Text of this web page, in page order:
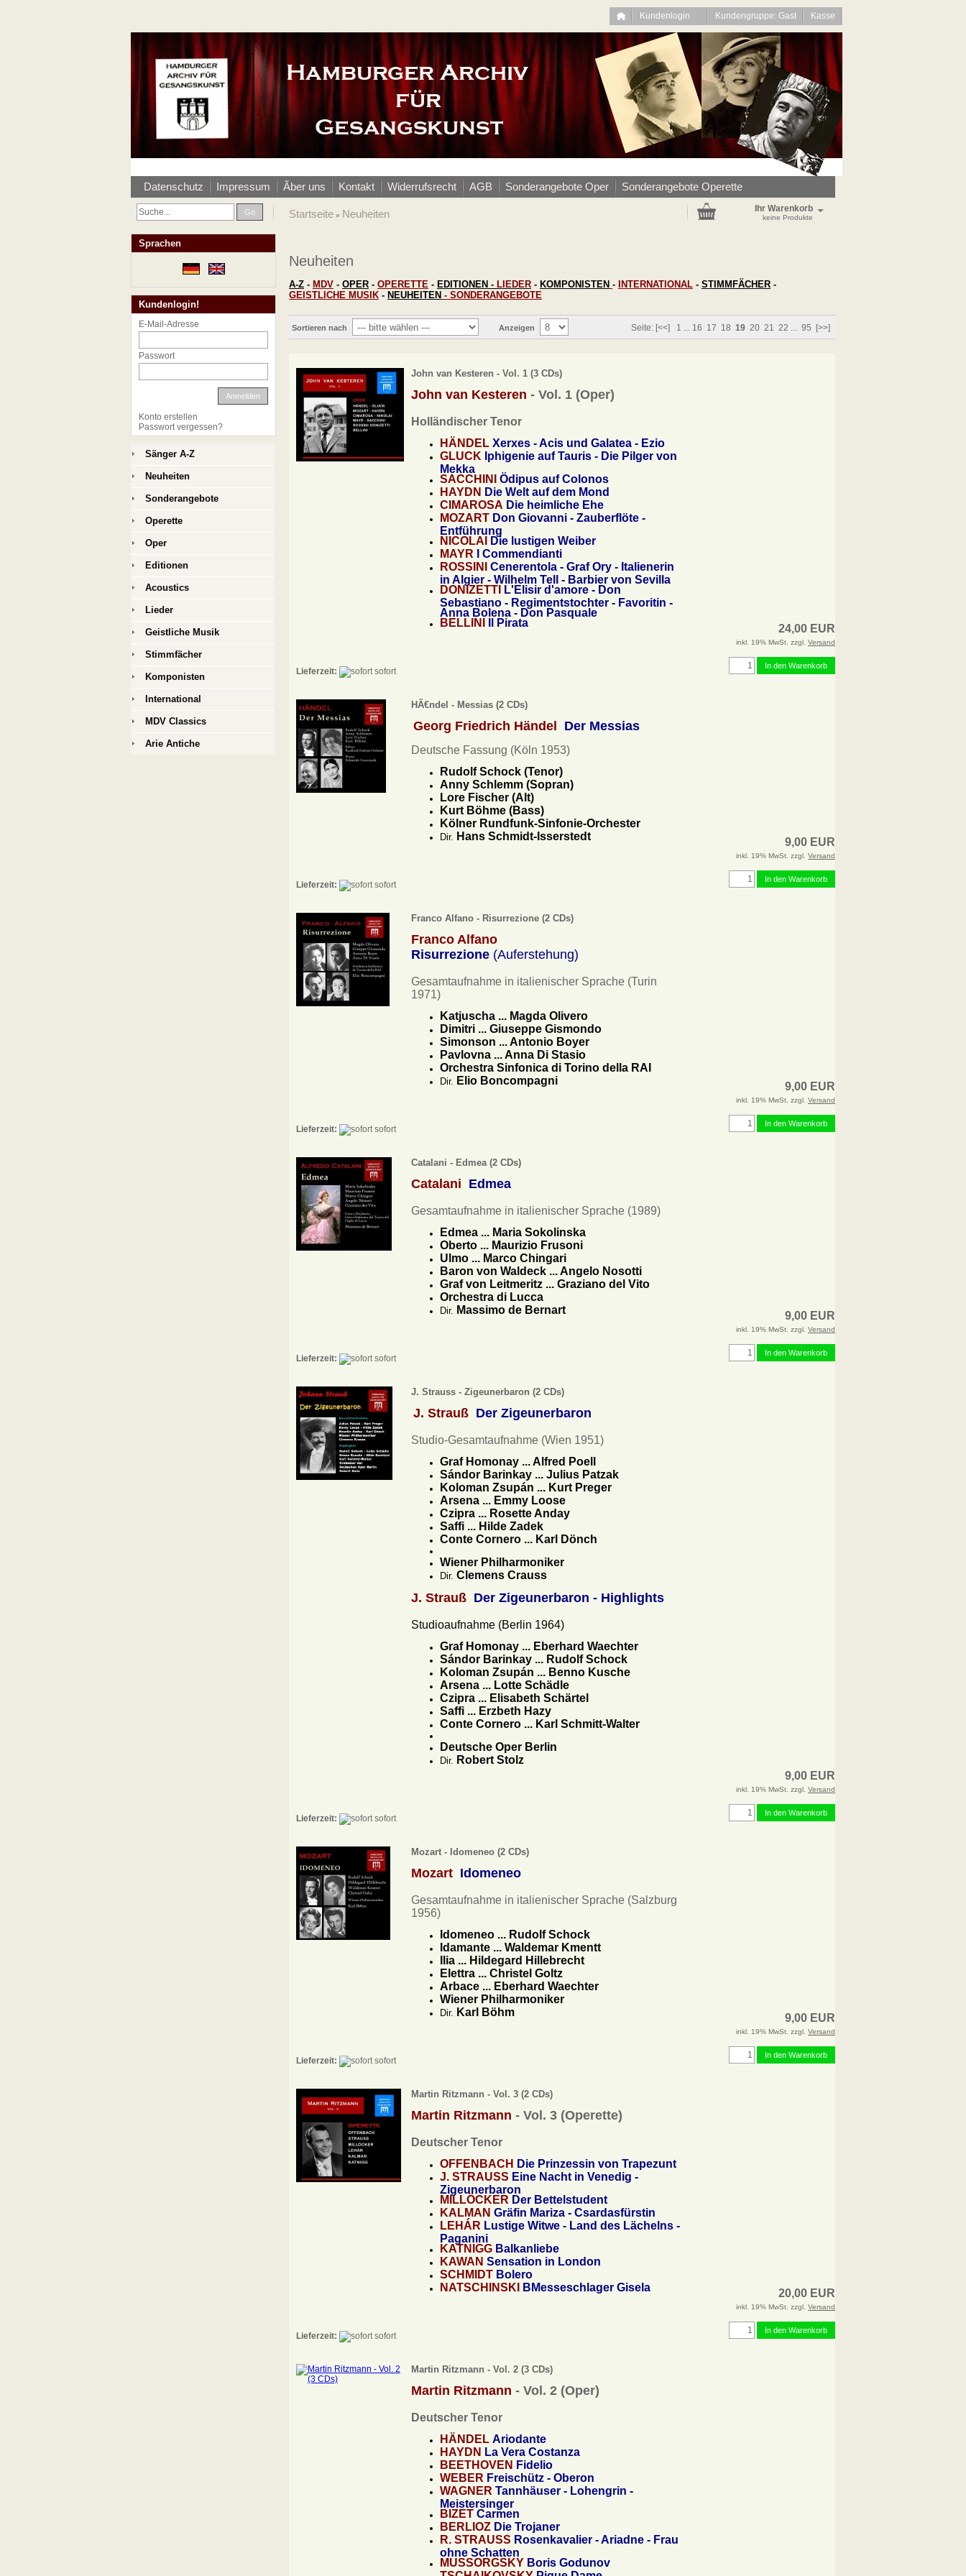
Kundenlogin Kundengruppe: Gast Kasse
Datenschutz Impressum Ãber uns Kontakt Widerrufsrecht AGB Sonderangebote Oper Sonderangebote Operette
Go Startseite » Neuheiten Ihr Warenkorb
keine Produkte
Neuheiten
A-Z - MDV - OPER - OPERETTE - EDITIONEN - LIEDER - KOMPONISTEN - INTERNATIONAL - STIMMFÄCHER -
GEISTLICHE MUSIK - NEUHEITEN - SONDERANGEBOTE
Sortieren nach Anzeigen Seite: [<<] 1 ... 16 17 18 19 20 21 22 ... 95 [>>]
John van Kesteren - Vol. 1 (3 CDs)
John van Kesteren - Vol. 1 (Oper)
Holländischer Tenor
HÄNDEL Xerxes - Acis und Galatea - Ezio
GLUCK Iphigenie auf Tauris - Die Pilger von
Mekka
SACCHINI
Ödipus auf Colonos
HAYDN Die Welt auf dem Mond
CIMAROSA Die heimliche Ehe
MOZART Don Giovanni - Zauberflöte -
Entführung
NICOLAI
Die lustigen Weiber
MAYR I Commendianti
ROSSINI
Cenerentola - Graf Ory - Italienerin
in Algier - Wilhelm Tell - Barbier von Sevilla
DONIZETTI L'Elisir d'amore - Don
Sebastiano - Regimentstochter - Favoritin -
Anna Bolena - Don Pasquale
BELLINI Il Pirata 24,00 EUR
inkl. 19% MwSt. zzgl. Versand
Lieferzeit: sofort
In den Warenkorb
HÃ€ndel - Messias (2 CDs)
Georg Friedrich Händel Der Messias
Deutsche Fassung (Köln 1953)
Rudolf Schock (Tenor)
Anny Schlemm (Sopran)
Lore Fischer (Alt)
Kurt Böhme (Bass)
Kölner Rundfunk-Sinfonie-Orchester
Dir. Hans Schmidt-Isserstedt 9,00 EUR
inkl. 19% MwSt. zzgl. Versand
Lieferzeit: sofort
In den Warenkorb
Franco Alfano - Risurrezione (2 CDs)
Franco Alfano
Risurrezione (Auferstehung)
Gesamtaufnahme in italienischer Sprache (Turin
1971)
Katjuscha ... Magda Olivero
Dimitri ... Giuseppe Gismondo
Simonson ... Antonio Boyer
Pavlovna ... Anna Di Stasio
Orchestra Sinfonica di Torino della RAI
Dir. Elio Boncompagni 9,00 EUR
inkl. 19% MwSt. zzgl. Versand
Lieferzeit: sofort
In den Warenkorb
Catalani - Edmea (2 CDs)
Catalani Edmea
Gesamtaufnahme in italienischer Sprache (1989)
Edmea ... Maria Sokolinska
Oberto ... Maurizio Frusoni
Ulmo ... Marco Chingari
Baron von Waldeck ... Angelo Nosotti
Graf von Leitmeritz ... Graziano del Vito
Orchestra di Lucca
Dir. Massimo de Bernart 9,00 EUR
inkl. 19% MwSt. zzgl. Versand
Lieferzeit: sofort
In den Warenkorb
J. Strauss - Zigeunerbaron (2 CDs)
J. Strauß Der Zigeunerbaron
Studio-Gesamtaufnahme (Wien 1951)
Graf Homonay ... Alfred Poell
Sándor Barinkay ... Julius Patzak
Koloman Zsupán ... Kurt Preger
Arsena ... Emmy Loose
Czipra ... Rosette Anday
Saffi ... Hilde Zadek
Conte Cornero ... Karl Dönch
Wiener Philharmoniker
Dir. Clemens Crauss
J. Strauß Der Zigeunerbaron - Highlights
Studioaufnahme (Berlin 1964)
Graf Homonay ... Eberhard Waechter
Sándor Barinkay ... Rudolf Schock
Koloman Zsupán ... Benno Kusche
Arsena ... Lotte Schädle
Czipra ... Elisabeth Schärtel
Saffi ... Erzbeth Hazy
Conte Cornero ... Karl Schmitt-Walter
Deutsche Oper Berlin
Dir. Robert Stolz
9,00 EUR
inkl. 19% MwSt. zzgl. Versand
Lieferzeit: sofort
In den Warenkorb
Mozart - Idomeneo (2 CDs)
Mozart Idomeneo
Gesamtaufnahme in italienischer Sprache (Salzburg
1956)
Idomeneo ... Rudolf Schock
Idamante ... Waldemar Kmentt
Ilia ... Hildegard Hillebrecht
Elettra ... Christel Goltz
Arbace ... Eberhard Waechter
Wiener Philharmoniker
Dir. Karl Böhm 9,00 EUR
inkl. 19% MwSt. zzgl. Versand
Lieferzeit: sofort
In den Warenkorb
Martin Ritzmann - Vol. 3 (2 CDs)
Martin Ritzmann - Vol. 3 (Operette)
Deutscher Tenor
OFFENBACH Die Prinzessin von Trapezunt
J. STRAUSS Eine Nacht in Venedig -
Zigeunerbaron
MILLÖCKER Der Bettelstudent
KALMAN Gräfin Mariza - Csardasfürstin
LEHÁR Lustige Witwe - Land des Lächelns -
Paganini
KATNIGG Balkanliebe
KAWAN Sensation in London
SCHMIDT Bolero
NATSCHINSKI
BMesseschlager Gisela 20,00 EUR
inkl. 19% MwSt. zzgl. Versand
Lieferzeit: sofort
In den Warenkorb
Martin Ritzmann - Vol. 2 (3 CDs)
Martin Ritzmann - Vol. 2 (Oper)
Deutscher Tenor
HÄNDEL Ariodante
HAYDN La Vera Costanza
BEETHOVEN Fidelio
WEBER Freischütz - Oberon
WAGNER Tannhäuser - Lohengrin -
Meistersinger
BIZET Carmen
BERLIOZ Die Trojaner
R. STRAUSS Rosenkavalier - Ariadne - Frau
ohne Schatten
MUSSORGSKY Boris Godunov
Sprachen
Kundenlogin!
E-Mail-Adresse
Passwort
Anmelden
Konto erstellen
Passwort vergessen?
Sänger A-Z
Neuheiten
Sonderangebote
Operette
Oper
Editionen
Acoustics
Lieder
Geistliche Musik
Stimmfächer
Komponisten
International
MDV Classics
Arie Antiche